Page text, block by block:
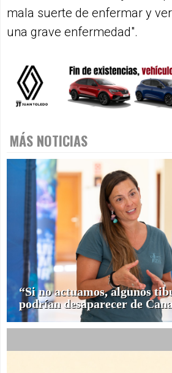
mala suerte de enfermar y
una grave enfermedad".
MÁS NOTICIAS
“Si no actuamos, algunos
podrían desaparecer de